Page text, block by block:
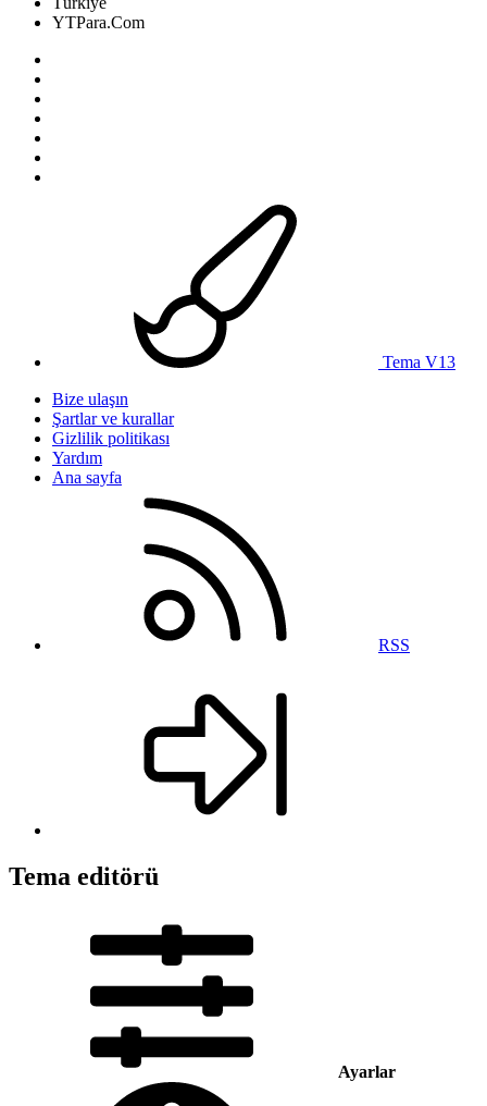
YTPara.Com
Tema V13
Bize ulaşın
Şartlar ve kurallar
Gizlilik politikası
Yardım
Ana sayfa
RSS
Tema editörü
Ayarlar